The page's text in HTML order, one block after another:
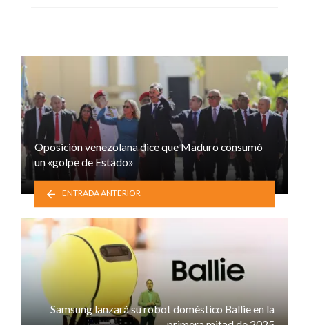
Oposición venezolana dice que Maduro consumó
un «golpe de Estado»
ENTRADA ANTERIOR
Samsung lanzará su robot doméstico Ballie en la